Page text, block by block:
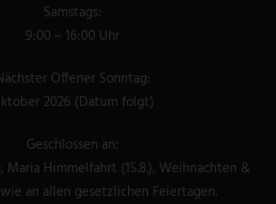
Samstags:
9:00 – 16:00 Uhr
Offener Sonntag:
2026 (Datum folgt)
Geschlossen an:
Maria Himmelfahrt (15.8.), Weihnachten &
an allen gesetzlichen Feiertagen.